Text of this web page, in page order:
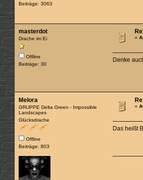
Beiträge: 3063
masterdot
Drache im Ei
Offline
Beiträge: 30
«
Denke
Melora
GRUPPE Delta Green - Impossible
Landscapes
Glücksdrache
Offline
Beiträge: 803
«
Das heißt